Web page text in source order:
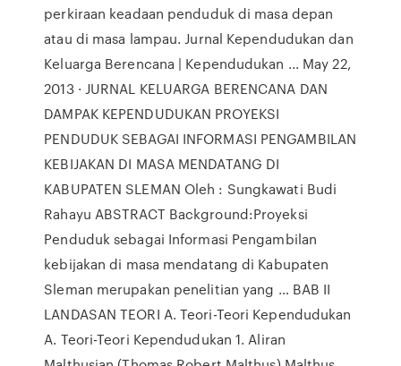
perkiraan keadaan penduduk di masa depan
atau di masa lampau. Jurnal Kependudukan dan
Keluarga Berencana | Kependudukan ... May 22,
2013 · JURNAL KELUARGA BERENCANA DAN
DAMPAK KEPENDUDUKAN PROYEKSI
PENDUDUK SEBAGAI INFORMASI PENGAMBILAN
KEBIJAKAN DI MASA MENDATANG DI
KABUPATEN SLEMAN Oleh : Sungkawati Budi
Rahayu ABSTRACT Background:Proyeksi
Penduduk sebagai Informasi Pengambilan
kebijakan di masa mendatang di Kabupaten
Sleman merupakan penelitian yang … BAB II
LANDASAN TEORI A. Teori-Teori Kependudukan
A. Teori-Teori Kependudukan 1. Aliran